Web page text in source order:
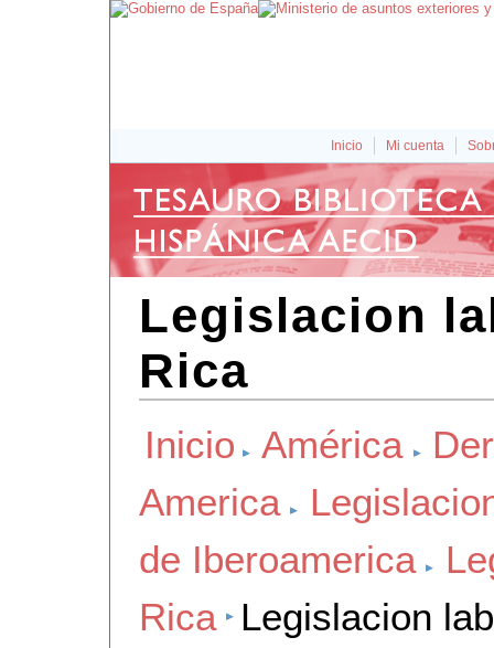
Inicio Mi cuenta
Legislacion
Rica
Inicio América
America
de Iberoamerica
Rica
Legislacion